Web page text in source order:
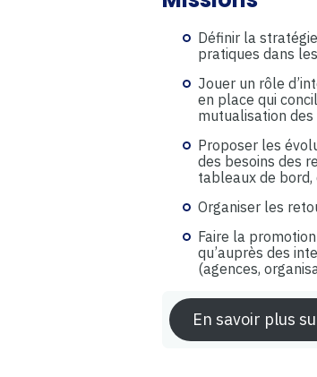
Définir la
pratiques dans
Jouer un rôle
en place qui
mutualisation
Proposer les
des besoins des
tableaux de
Organiser les
Faire la
qu’auprès des
(agences,
En savoir plus